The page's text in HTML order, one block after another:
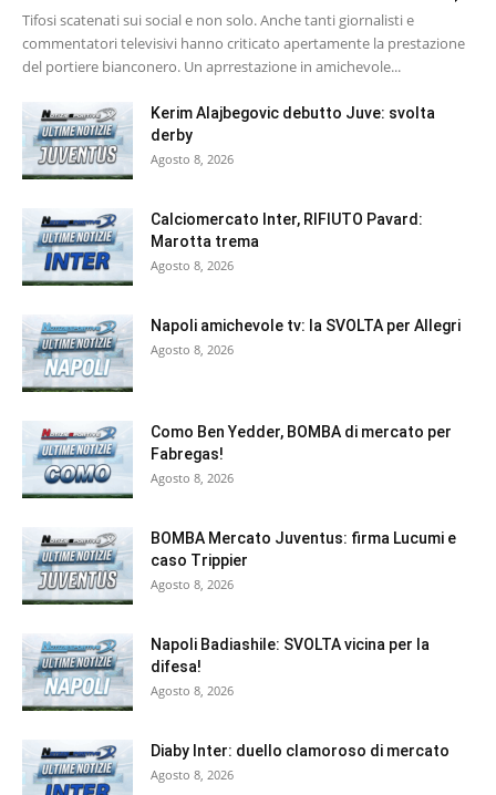
Tifosi scatenati sui social e non solo. Anche tanti giornalisti e
commentatori televisivi hanno criticato apertamente la prestazione
del portiere bianconero. Un aprrestazione in amichevole...
Kerim Alajbegovic debutto Juve: svolta
derby
Agosto 8, 2026
Calciomercato Inter, RIFIUTO Pavard:
Marotta trema
Agosto 8, 2026
Napoli amichevole tv: la SVOLTA per Allegri
Agosto 8, 2026
Como Ben Yedder, BOMBA di mercato per
Fabregas!
Agosto 8, 2026
BOMBA Mercato Juventus: firma Lucumi e
caso Trippier
Agosto 8, 2026
Napoli Badiashile: SVOLTA vicina per la
difesa!
Agosto 8, 2026
Diaby Inter: duello clamoroso di mercato
Agosto 8, 2026